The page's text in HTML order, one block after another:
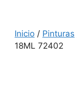
Inicio / Pinturas
18ML 72402